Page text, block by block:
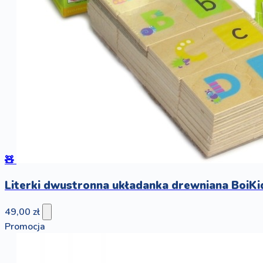
🧸
Literki dwustronna układanka drewniana
49,00 zł
Promocja